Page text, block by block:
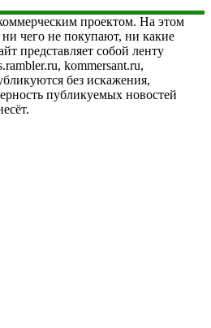
проектом. На этом
чего не покупают, ни какие
представляет собой ленту
kommersant.ru,
без искажения,
публикуемых новостей